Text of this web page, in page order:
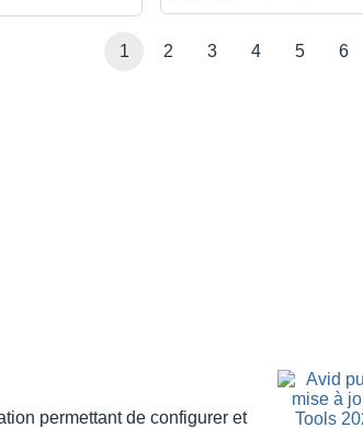
1 2 3 4 5 6
permettant de configurer et